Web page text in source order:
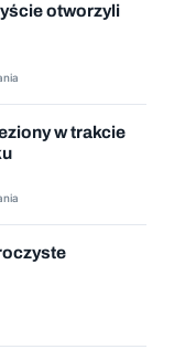
otworzyli
w trakcie